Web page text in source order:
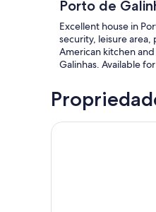
Porto de
Excellent house in
security, leisure
American kitchen
Galinhas. Available
Casa em serrambi,